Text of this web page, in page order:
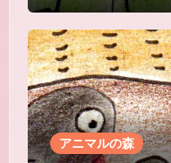
アニマルの森